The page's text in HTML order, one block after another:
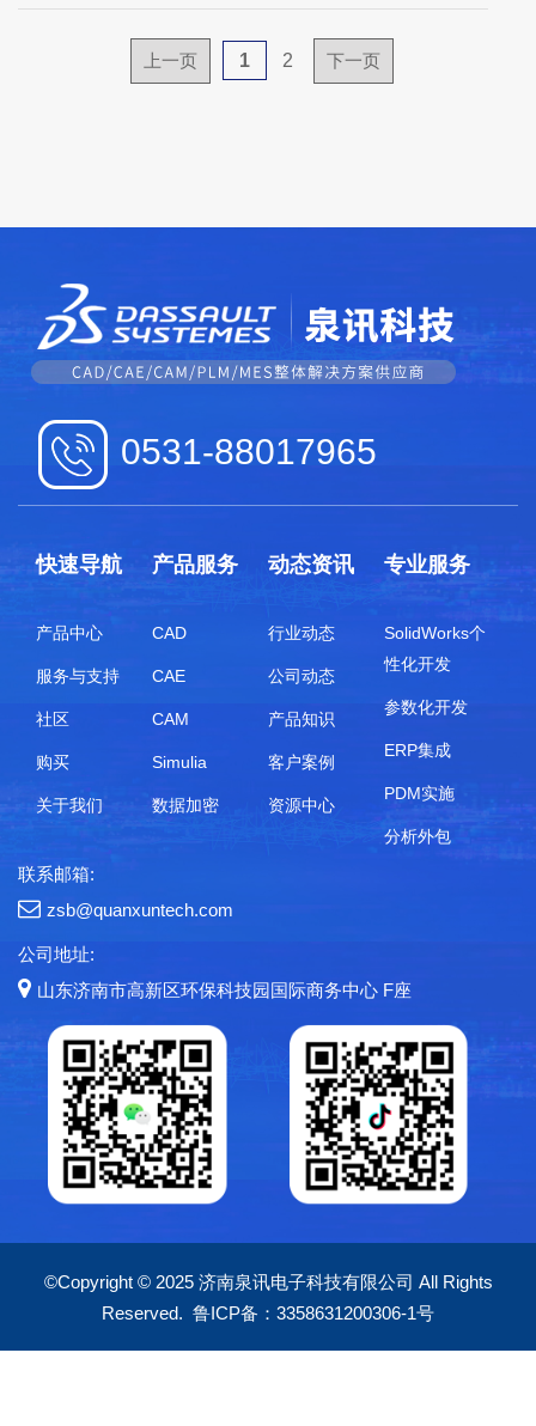
上一页 1 2 下一页
0531-88017965
快速导航
产品中心
服务与支持
社区
购买
关于我们
产品服务
CAD
CAE
CAM
Simulia
数据加密
动态资讯
行业动态
公司动态
产品知识
客户案例
资源中心
专业服务
SolidWorks个
性化开发
参数化开发
ERP集成
PDM实施
分析外包
联系邮箱:
zsb@quanxuntech.com
公司地址:
山东济南市高新区环保科技园国际商务中心 F座
©Copyright © 2025 济南泉讯电子科技有限公司 All Rights
Reserved. 鲁ICP备：3358631200306-1号